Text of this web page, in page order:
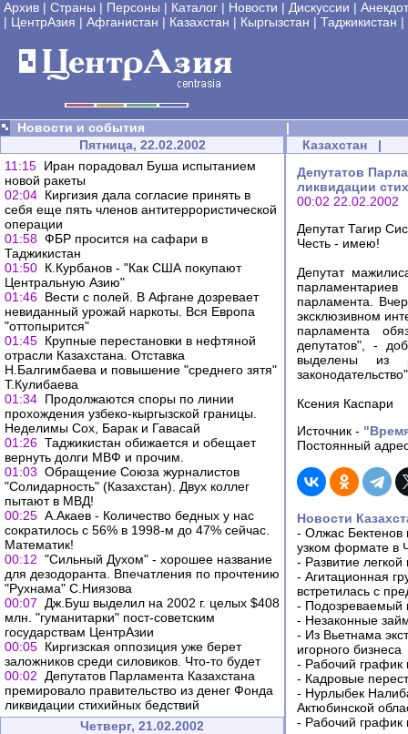
Архив | Страны | Персоны | Каталог | Новости | Дискуссии |
| ЦентрАзия | Афганистан | Казахстан | Кыргызстан | Таджикистан |
Новости и события
|
Пятница, 22.02.2002
11:15 Иран порадовал Буша испытанием
новой ракеты
02:04 Киргизия дала согласие принять в
себя еще пять членов антитеррористической
операции
01:58 ФБР просится на сафари в
Таджикистан
01:50 К.Курбанов - "Как США покупают
Центральную Азию"
01:46 Вести с полей. В Афгане дозревает
невиданный урожай наркоты. Вся Европа
"оттопырится"
01:45 Крупные перестановки в нефтяной
отрасли Казахстана. Отставка
Н.Балгимбаева и повышение "среднего зятя"
Т.Кулибаева
01:34 Продолжаются споры по линии
прохождения узбеко-кыргызской границы.
Неделимы Сох, Барак и Гавасай
01:26 Таджикистан обижается и обещает
вернуть долги МВФ и прочим.
01:03 Обращение Союза журналистов
"Солидарность" (Казахстан). Двух коллег
пытают в МВД!
00:25 А.Акаев - Количество бедных у нас
сократилось с 56% в 1998-м до 47% сейчас.
Математик!
00:12 "Сильный Духом" - хорошее название
для дезодоранта. Впечатления по прочтению
"Рухнама" С.Ниязова
00:07
Дж.Буш выделил на 2002 г. целых $408
млн. "гуманитарки" пост-советским
государствам ЦентрАзии
00:05 Киргизская оппозиция уже берет
заложников среди силовиков. Что-то будет
00:02
Депутатов Парламента Казахстана
премировало правительство из денег Фонда
ликвидации стихийных бедствий
Четверг, 21.02.2002
Казахстан |
Депутатов
ликвидации
00:02 22.02.2002
Депутат Тагир
Честь - имею!
Депутат
парламента.
эксклюзивном
парламента
депутатов", -
выделены из
Ксения Каспари
Источник -
Постоянный
Новости
- Олжас Бектенов
узком формате в
- Развитие
- Агитационная
встретилась с
- Подозреваемый
- Незаконные
- Из Вьетнама
игорного бизнеса
- Рабочий график
- Кадровые
- Нурлыбек
Актюбинской
- Рабочий график